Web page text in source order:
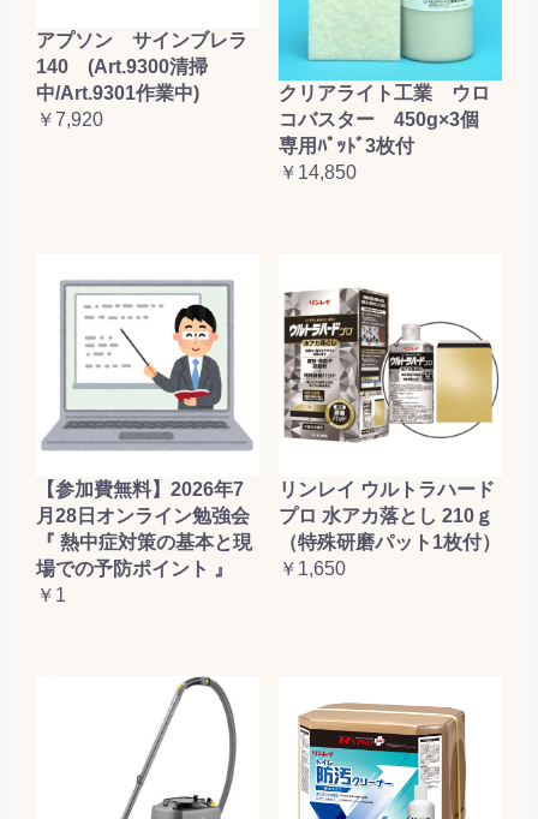
アプソン サインブレラ
140 (Art.9300清掃
中/Art.9301作業中)
￥7,920
クリアライト工業 ウロ
コバスター 450g×3個
専用ﾊﾟｯﾄﾞ3枚付
￥14,850
【参加費無料】2026年7
月28日オンライン勉強会
『 熱中症対策の基本と現
場での予防ポイント 』
￥1
リンレイ ウルトラハード
プロ 水アカ落とし 210ｇ
（特殊研磨パット1枚付）
￥1,650